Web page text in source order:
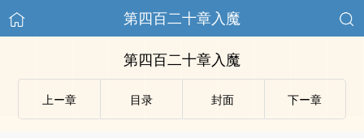
第四百二十章入魔
第四百二十章入魔
上ー章 目录 封面 下ー章